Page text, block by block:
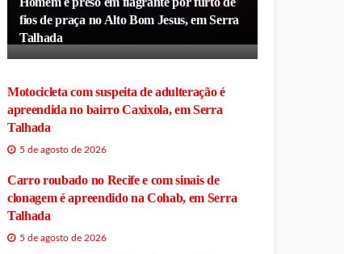
fios de praça no Alto Bom Jesus, em Serra
Talhada
Motocicleta com suspeita de adulteração é
apreendida no bairro Caxixola, em Serra
Talhada
5 de agosto de 2026
Carro roubado no Recife e com sinais de
clonagem é apreendido na Cohab, em Serra
Talhada
5 de agosto de 2026